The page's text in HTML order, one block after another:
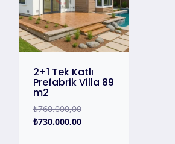
2+1 Tek Katlı
Prefabrik Villa 89
m2
₺760.000,00
₺730.000,00